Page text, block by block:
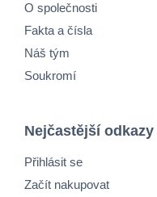
O společnosti
Fakta a čísla
Náš tým
Soukromí
Nejčastější odkazy
Přihlásit se
Začít nakupovat